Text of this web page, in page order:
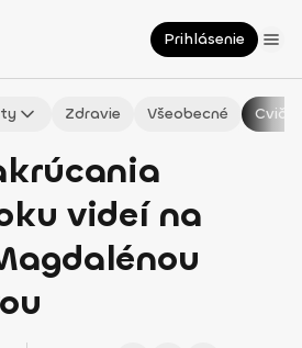
Prihlásenie
Zdravie Všeobecné
videí na